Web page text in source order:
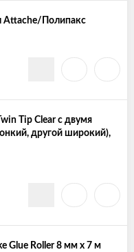
Attache/Полипакс
Tip Clear с двумя
другой широкий),
Glue Roller 8 мм x 7 м